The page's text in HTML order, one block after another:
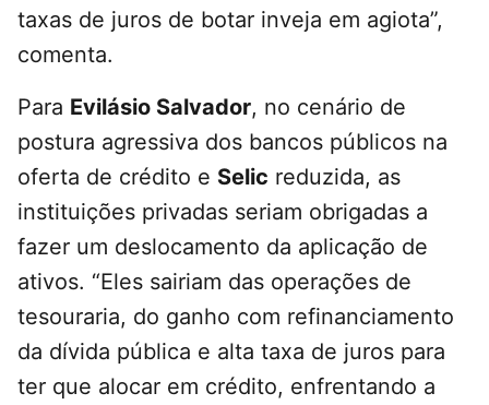
taxas de juros de botar inveja em agiota”,
comenta.
Para Evilásio Salvador, no cenário de
postura agressiva dos bancos públicos na
oferta de crédito e Selic reduzida, as
instituições privadas seriam obrigadas a
fazer um deslocamento da aplicação de
ativos. “Eles sairiam das operações de
tesouraria, do ganho com refinanciamento
da dívida pública e alta taxa de juros para
ter que alocar em crédito, enfrentando a